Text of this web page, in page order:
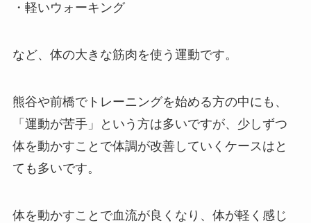
・軽いウォーキング
など、体の大きな筋肉を使う運動です。
熊谷や前橋でトレーニングを始める方の中にも、
「運動が苦手」という方は多いですが、少しずつ
体を動かすことで体調が改善していくケースはと
ても多いです。
体を動かすことで血流が良くなり、体が軽く感じ